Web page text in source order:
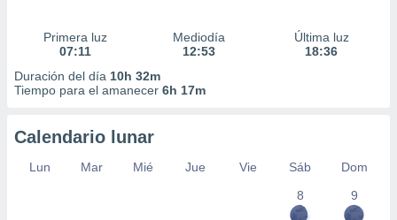
Primera luz
07:11
Mediodía
12:53
Última luz
18:36
Duración del día 10h 32m
Tiempo para el amanecer 6h 17m
Calendario lunar
Lun Mar Mié Jue Vie Sáb
Dom
8
9